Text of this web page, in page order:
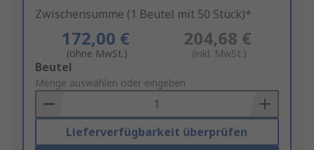
Zwischensumme (1 Beutel mit 50 Stück)*
172,00 €
(ohne MwSt.)
204,68 €
(inkl. MwSt.)
Add
to
Basket
Beutel
Menge auswählen oder eingeben
Lieferverfügbarkeit überprüfen